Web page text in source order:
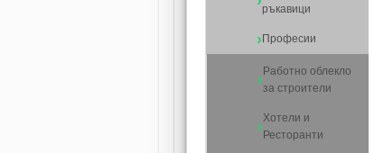
ръкавици
Професии
Работно облекло
за строители
Хотели и
Ресторанти